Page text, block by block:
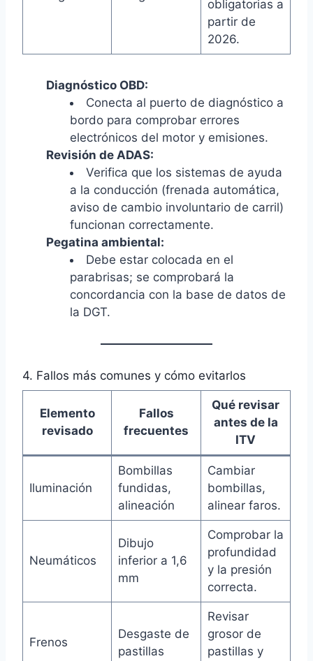
obligatorias a
partir de
2026.
Diagnóstico OBD:
Conecta al puerto de diagnóstico a
bordo para comprobar errores
electrónicos del motor y emisiones.
Revisión de ADAS:
Verifica que los sistemas de ayuda
a la conducción (frenada automática,
aviso de cambio involuntario de carril)
funcionan correctamente.
Pegatina ambiental:
Debe estar colocada en el
parabrisas; se comprobará la
concordancia con la base de datos de
la DGT.
4. Fallos más comunes y cómo evitarlos
Elemento
revisado
Fallos
frecuentes
Qué revisar
antes de la
ITV
Iluminación
Bombillas
fundidas,
alineación
Cambiar
bombillas,
alinear faros.
Neumáticos
Dibujo
inferior a 1,6
mm
Comprobar la
profundidad
y la presión
correcta.
Frenos
Desgaste de
pastillas
Revisar
grosor de
pastillas y